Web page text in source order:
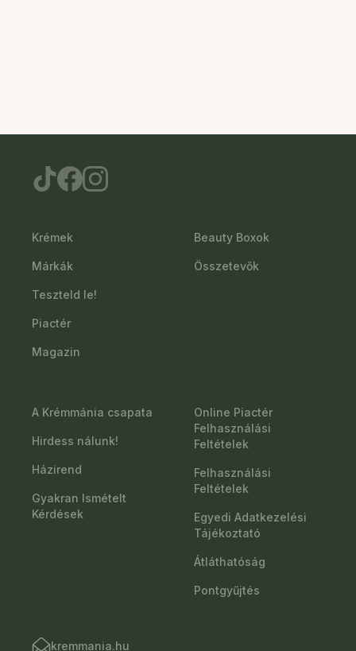
Krémek
Márkák
Teszteld le!
Piactér
Magazin
Beauty Boxok
Összetevők
A Krémmánia csapata
Hirdess nálunk!
Házirend
Gyakran Ismételt
Kérdések
Online Piactér
Felhasználási
Feltételek
Felhasználási
Feltételek
Egyedi Adatkezelési
Tájékoztató
Átláthatóság
Pontgyűjtés
kremmania.hu